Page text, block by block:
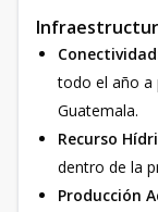
todo el año a
Guatemala.
Recurso
dentro de la
Producción